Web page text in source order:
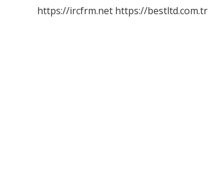
https://ircfrm.net https://bestltd.com.tr